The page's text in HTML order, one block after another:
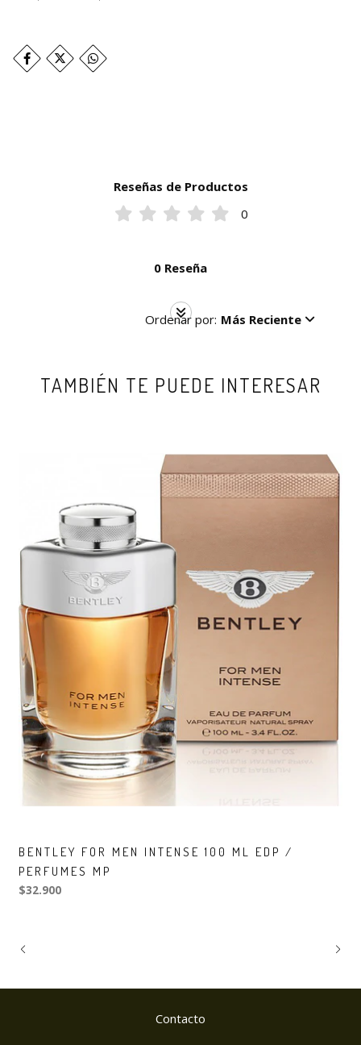
Reseñas de Productos
0
0 Reseña
Ordenar por: Más Reciente
TAMBIÉN TE PUEDE INTERESAR
BENTLEY FOR MEN INTENSE 100 ML EDP /
PERFUMES MP
$32.900
Contacto